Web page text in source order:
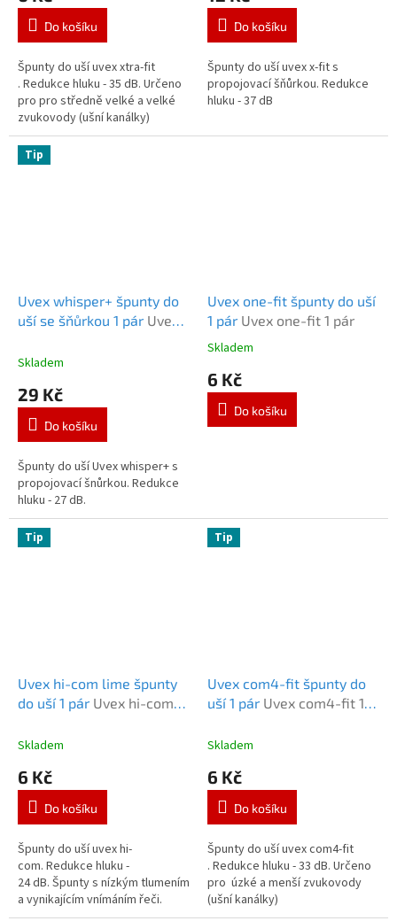
Do košíku
Špunty do uší uvex xtra-fit
. Redukce hluku - 35 dB. Určeno
pro pro středně velké a velké
zvukovody (ušní kanálky)
Do košíku
Špunty do uší uvex x-fit s
propojovací šňůrkou. Redukce
hluku - 37 dB
Tip
Uvex whisper+ špunty do
uší se šňůrkou 1 pár Uvex
Skladem
29 Kč
Do košíku
Špunty do uší Uvex whisper+ s
propojovací šnůrkou. Redukce
hluku - 27 dB.
Uvex one-fit špunty do uší
1 pár Uvex one-fit 1 pár
Průměrné
produktu
5,0
Skladem
6 Kč
Do košíku
Tip
Uvex hi-com lime špunty
do uší 1 pár Uvex hi-com
Skladem
6 Kč
Do košíku
Špunty do uší uvex hi-
com. Redukce hluku -
24 dB. Špunty s nízkým tlumením
a vynikajícím vnímáním řeči.
Tip
Uvex com4-fit špunty do
uší 1 pár Uvex com4-fit 1
Skladem
6 Kč
Do košíku
Špunty do uší uvex com4-fit
. Redukce hluku - 33 dB. Určeno
pro úzké a menší zvukovody
(ušní kanálky)